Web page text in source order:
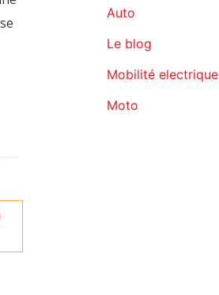
Auto
Le blog
Mobilité electrique
Moto